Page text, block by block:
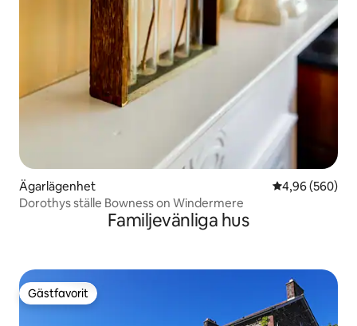
Ägarlägenhet 4,96 av 5 i
4,96 (560)
Dorothys ställe Bowness on Windermere
Familjevänliga hus
Gästfavorit
Gästfavorit